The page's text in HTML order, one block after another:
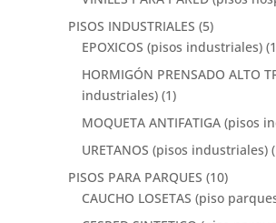
PISOS INDUSTRIALES (5)
EPOXICOS (pisos industriales)
HORMIGÓN PRENSADO ALTO
industriales) (1)
MOQUETA ANTIFATIGA (pisos
URETANOS (pisos industriales)
PISOS PARA PARQUES (10)
CAUCHO LOSETAS (piso